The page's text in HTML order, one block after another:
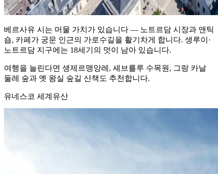
베르사유 시는 머물 가치가 있습니다 — 노트르담 시장과 앤틱
숍, 카페가 궁문 인근의 가로수길을 활기차게 합니다. 생루이·
노트르담 지구에는 18세기의 멋이 남아 있습니다.
여행을 늘린다면 생제르맹앙레, 셰브를루 수목원, 그랑 카날
둘레 숲과 옛 왕실 숲길 산책도 추천합니다.
유네스코 세계유산